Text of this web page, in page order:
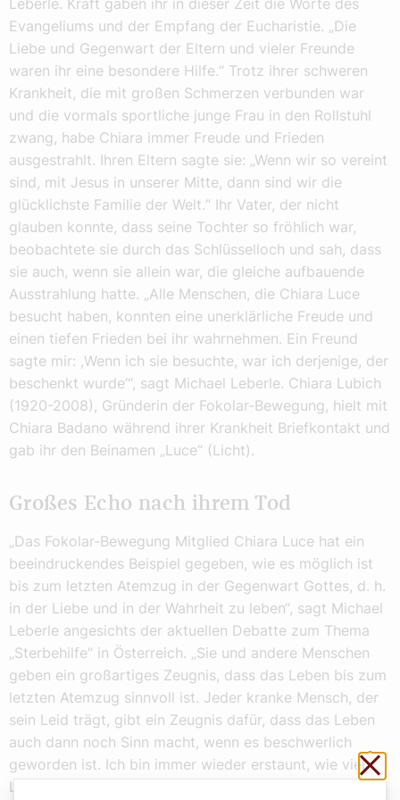
Evangeliums und der Empfang der Eucharistie. „Die
Liebe und Gegenwart der Eltern und vieler Freunde
waren ihr eine besondere Hilfe.“ Trotz ihrer schweren
Krankheit, die mit großen Schmerzen verbunden war
und die vormals sportliche junge Frau in den Rollstuhl
zwang, habe Chiara immer Freude und Frieden
ausgestrahlt. Ihren Eltern sagte sie: „Wenn wir so vereint
sind, mit Jesus in unserer Mitte, dann sind wir die
glücklichste Familie der Welt.“ Ihr Vater, der nicht
glauben konnte, dass seine Tochter so fröhlich war,
beobachtete sie durch das Schlüsselloch und sah, dass
sie auch, wenn sie allein war, die gleiche aufbauende
Ausstrahlung hatte. „Alle Menschen, die Chiara Luce
besucht haben, konnten eine unerklärliche Freude und
einen tiefen Frieden bei ihr wahrnehmen. Ein Freund
sagte mir: ,Wenn ich sie besuchte, war ich derjenige, der
beschenkt wurde‘“, sagt Michael Leberle. Chiara Lubich
(1920-2008), Gründerin der Fokolar-Bewegung, hielt mit
Chiara Badano während ihrer Krankheit Briefkontakt und
gab ihr den Beinamen „Luce“ (Licht).
Großes Echo nach ihrem Tod
„Das Fokolar-Bewegung Mitglied Chiara Luce hat ein
beeindruckendes Beispiel gegeben, wie es möglich ist
bis zum letzten Atemzug in der Gegenwart Gottes, d. h.
in der Liebe und in der Wahrheit zu leben“, sagt Michael
Leberle angesichts der aktuellen Debatte zum Thema
„Sterbehilfe“ in Österreich. „Sie und andere Menschen
geben ein großartiges Zeugnis, dass das Leben bis zum
letzten Atemzug sinnvoll ist. Jeder kranke Mensch, der
sein Leid trägt, gibt ein Zeugnis dafür, dass das Leben
auch dann noch Sinn macht, wenn es beschwerlich
geworden ist. Ich bin immer wieder erstaunt, wie viel
Liebe und Hingabe dann in Gang kommen.“ Gerade in